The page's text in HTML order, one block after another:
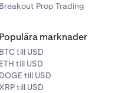
Breakout Prop Trading
Populära marknader
BTC till USD
ETH till USD
DOGE till USD
XRP till USD